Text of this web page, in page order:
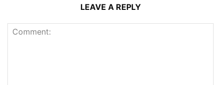
LEAVE A REPLY